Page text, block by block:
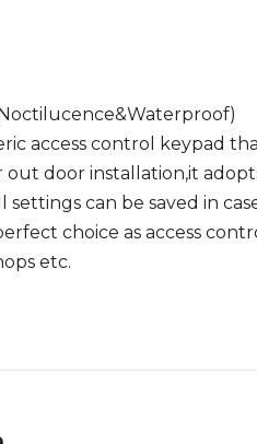
access control keypad
door installation,it
settings can be saved in
choice as access
etc.